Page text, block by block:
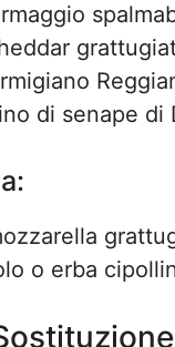
di senape di
o erba